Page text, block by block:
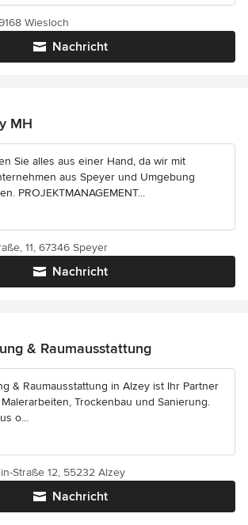
Nachricht
Wiesloch
MH
Sie alles aus einer Hand, da wir mit
aus Speyer und Umgebung
PROJEKTMANAGEMENT...
Nachricht
11, 67346 Speyer
& Raumausstattung
& Raumausstattung in Alzey ist Ihr Partner
Trockenbau und Sanierung.
o...
Nachricht
Straße 12, 55232 Alzey